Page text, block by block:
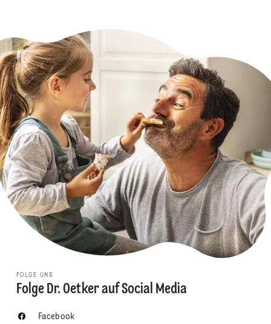
FOLGE UNS
Folge Dr. Oetker auf Social Media
Facebook